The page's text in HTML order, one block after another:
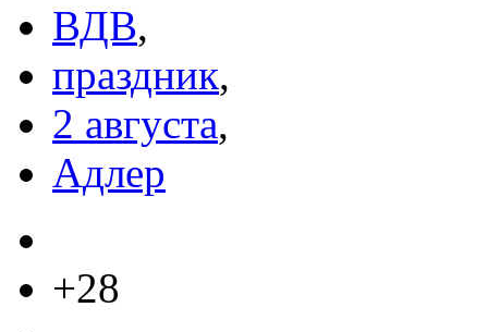
ВДВ,
праздник,
2 августа,
Адлер
+28